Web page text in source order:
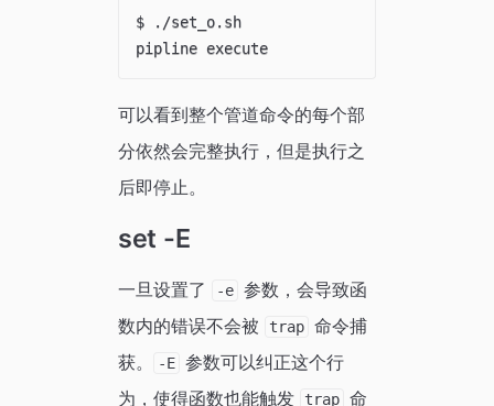
$ ./set_o.sh
pipline execute
可以看到整个管道命令的每个部
分依然会完整执行，但是执行之
后即停止。
set -E
一旦设置了 -e 参数，会导致函
数内的错误不会被
trap 命令捕
获。
-E 参数可以纠正这个行
为，使得函数也能触发
trap 命